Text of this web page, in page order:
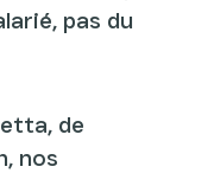
pas du
de
nos